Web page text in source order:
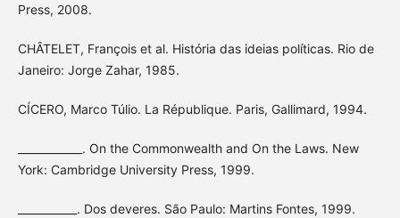
Press, 2008.
CHÂTELET, François et al. História das ideias políticas. Rio de
Janeiro: Jorge Zahar, 1985.
CÍCERO, Marco Túlio. La République. Paris, Gallimard, 1994.
____________. On the Commonwealth and On the Laws. New
York: Cambridge University Press, 1999.
___________. Dos deveres. São Paulo: Martins Fontes, 1999.